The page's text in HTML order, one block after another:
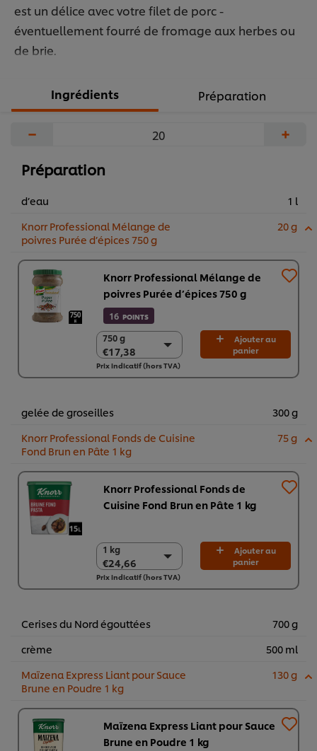
est un délice avec votre filet de porc -
éventuellement fourré de fromage aux herbes ou
de brie.
Ingrédients Préparation
− +
Préparation
d’eau
1 l
Knorr Professional Mélange de
poivres Purée d’épices 750 g
20 g
Knorr Professional Mélange de
poivres Purée d’épices 750 g
16 POINTS
750 g
€17,38
750 g
€17,38
2 x 750g
Ajouter au
panier
Prix indicatif (hors TVA)
gelée de groseilles
300 g
Knorr Professional Fonds de Cuisine
Fond Brun en Pâte 1 kg
75 g
Knorr Professional Fonds de
Cuisine Fond Brun en Pâte 1 kg
1 kg
€24,66
1 kg
€24,66
6 x 1 kg
Ajouter au
panier
Prix indicatif (hors TVA)
Cerises du Nord égouttées
700 g
crème
500 ml
Maïzena Express Liant pour Sauce
Brune en Poudre 1 kg
130 g
Maïzena Express Liant pour Sauce
Brune en Poudre 1 kg